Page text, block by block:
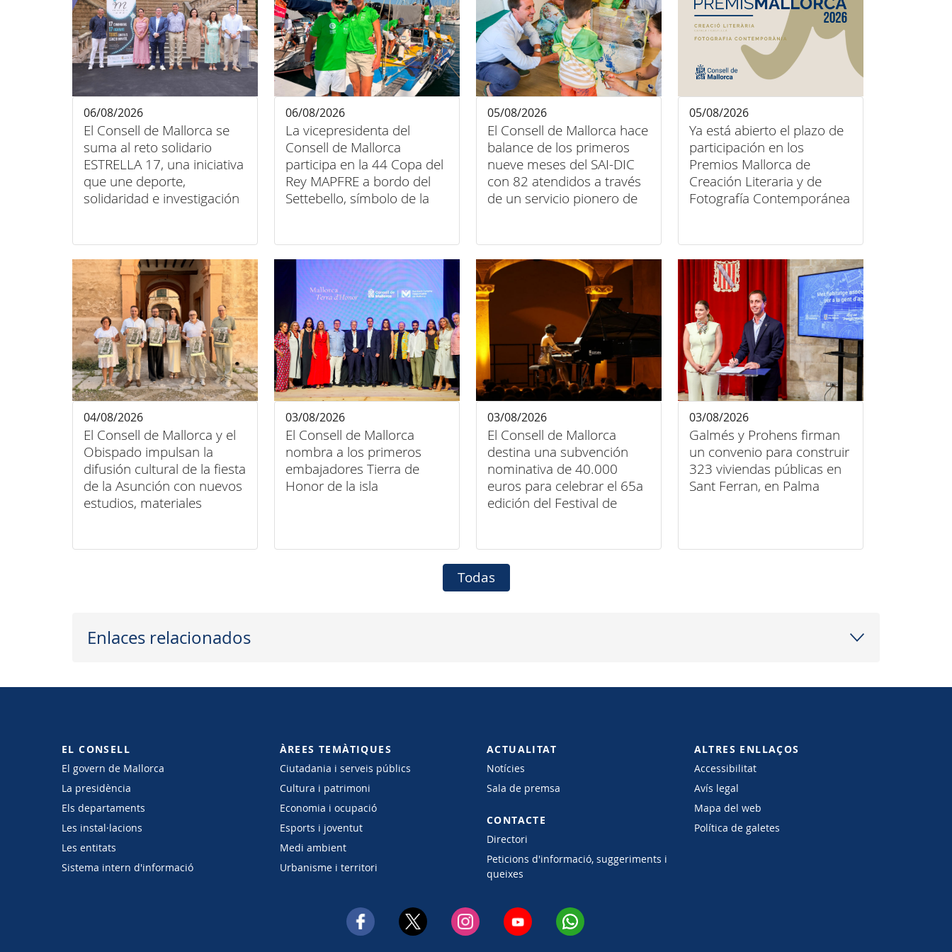
El Consell de Mallorca se
suma al reto solidario
ESTRELLA 17, una iniciativa
que une deporte,
solidaridad e investigación
06/08/2026
La vicepresidenta del
Consell de Mallorca
participa en la 44 Copa del
Rey MAPFRE a bordo del
Settebello, símbolo de la
06/08/2026
El Consell de Mallorca hace
balance de los primeros
nueve meses del SAI-DIC
con 82 atendidos a través
de un servicio pionero de
05/08/2026
Ya está abierto el plazo de
participación en los
Premios Mallorca de
Creación Literaria y de
Fotografía Contemporánea
05/08/2026
El Consell de Mallorca y el
Obispado impulsan la
difusión cultural de la fiesta
de la Asunción con nuevos
estudios, materiales
04/08/2026
El Consell de Mallorca
nombra a los primeros
embajadores Tierra de
Honor de la isla
03/08/2026
El Consell de Mallorca
destina una subvención
nominativa de 40.000
euros para celebrar el 65a
edición del Festival de
03/08/2026
Galmés y Prohens firman
un convenio para construir
323 viviendas públicas en
Sant Ferran, en Palma
03/08/2026
Todas
Enlaces relacionados
EL CONSELL
El govern de Mallorca
La presidència
Els departaments
Les instal·lacions
Les entitats
Sistema intern d'informació
ÀREES TEMÀTIQUES
Ciutadania i serveis públics
Cultura i patrimoni
Economia i ocupació
Esports i joventut
Medi ambient
Urbanisme i territori
ACTUALITAT
Notícies
Sala de premsa
CONTACTE
Directori
Peticions d'informació, suggeriments i
queixes
ALTRES ENLLAÇOS
Accessibilitat
Avís legal
Mapa del web
Política de galetes